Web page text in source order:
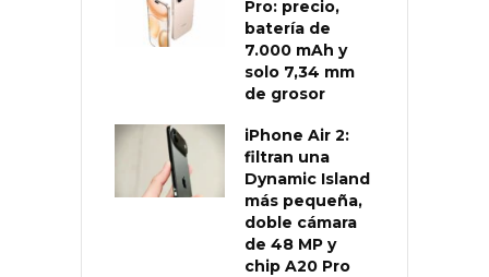
Pro: precio,
batería de
7.000 mAh y
solo 7,34 mm
de grosor
iPhone Air 2:
filtran una
Dynamic Island
más pequeña,
doble cámara
de 48 MP y
chip A20 Pro